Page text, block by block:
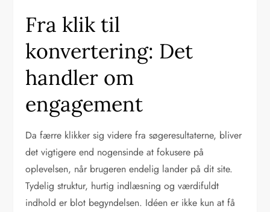
Fra klik til
konvertering: Det
handler om
engagement
Da færre klikker sig videre fra søgeresultaterne, bliver
det vigtigere end nogensinde at fokusere på
oplevelsen, når brugeren endelig lander på dit site.
Tydelig struktur, hurtig indlæsning og værdifuldt
indhold er blot begyndelsen. Idéen er ikke kun at få